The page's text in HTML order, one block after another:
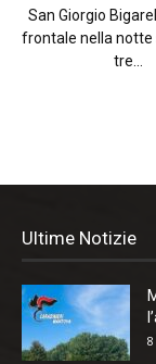
San Giorgio
frontale nella notte
tre...
Ultime Notizie